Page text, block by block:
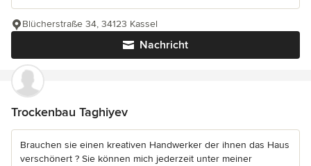
Nachricht
Blücherstraße 34, 34123 Kassel
Trockenbau Taghiyev
Brauchen sie einen kreativen Handwerker der ihnen das Haus
verschönert ? Sie können mich jederzeit unter meiner